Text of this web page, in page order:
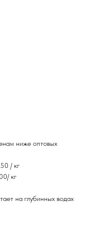
ниже оптовых
/ кг
кг
на глубинных водах